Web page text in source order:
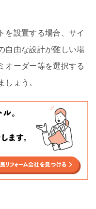
を設置する場合、サイ
自由な設計が難しい場
オーダー等を選択する
ょう。